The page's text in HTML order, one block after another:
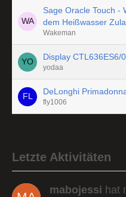
Sage Oracle Touch -
dem Heißwasser
Wakeman
Display CTL636ES6/
yodaa
DeLonghi
fly1006
Letzte Aktivitäten
mabojessi hat